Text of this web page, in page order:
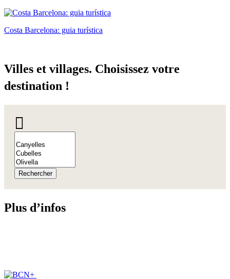
Costa Barcelona: guia turística
Villes et villages. Choisissez votre
destination !
Rechercher
Plus d’infos